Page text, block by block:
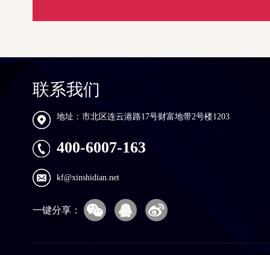
联系我们
地址：市北区连云港路17号财富地带2号楼1203
400-6007-163
kf@xinshidian.net
一键分享：